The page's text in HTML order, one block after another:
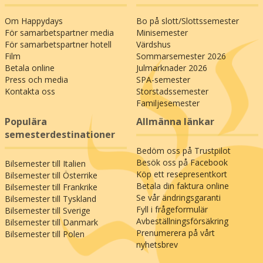
Traditionellt bjuder Normandie på höjdpunkter
som världsberömda ostar, färska ostron och
Calvados. Men de flesta besökare är nog också
intresserade av historien i den nordfranska
regionen, som är tätt knyten med vår egen.
Namnet Normandie stammar från Les
Normands, som betyder ”männen från norr” och
den nordiska historien är en del av Normandies.
Här finner man rester av vikingahistorian i både
språk, historia och kultur och en resa genom
Normandie är också ett möte med ett helt annat
Frankrike än det man normalt tänker på. Här
lever också minnena kvar från andra
världskrigets D-dagen som starka monument i
det gröna landskapet, sida vid sida med de gamla
klostrens fridfullhet och de små
medeltidsstädernas sömniga idyll.
Om Happydays
För samarbetspartner media
För samarbetspartner hotell
Film
Betala online
Press och media
Kontakta oss
Bo på slott/Slottssemester
Minisemester
Värdshus
Sommarsemester 2026
Julmarknader 2026
SPA-semester
Storstadssemester
Familjesemester
Populära
semesterdestinationer
Bilsemester till Italien
Bilsemester till Österrike
Bilsemester till Frankrike
Bilsemester till Tyskland
Bilsemester till Sverige
Bilsemester till Danmark
Bilsemester till Polen
Allmänna länkar
Bedöm oss på Trustpilot
Besök oss på Facebook
Köp ett resepresentkort
Betala din faktura online
Se vår ändringsgaranti
Fyll i frågeformulär
Avbeställningsförsäkring
Prenumerera på vårt
nyhetsbrev